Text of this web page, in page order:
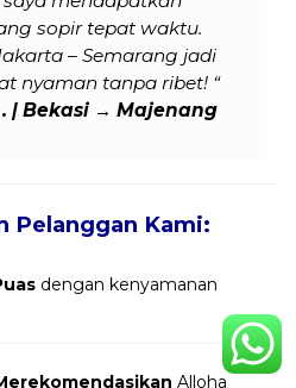
sopir tepat waktu.
– Semarang jadi
nyaman tanpa ribet! “
| Bekasi → Majenang
Pelanggan Kami:
dengan kenyamanan
Alloha